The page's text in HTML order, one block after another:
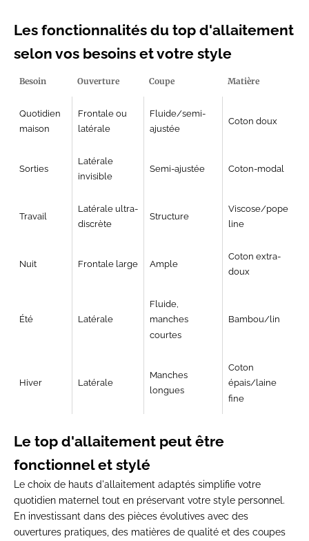
Les fonctionnalités du top d'allaitement
selon vos besoins et votre style
Besoin Ouverture Coupe Matière
Quotidien
maison
Frontale ou
latérale
Fluide/semi-
ajustée
Coton doux
Sorties
Latérale
invisible
Semi-ajustée Coton-modal
Travail
Latérale ultra-
discrète
Structure
Viscose/pope
line
Nuit Frontale large Ample
Coton extra-
doux
Été Latérale
Fluide,
manches
courtes
Bambou/lin
Hiver Latérale
Manches
longues
Coton
épais/laine
fine
Le top d'allaitement peut être
fonctionnel et stylé
Le choix de hauts d'allaitement adaptés simplifie votre
quotidien maternel tout en préservant votre style personnel.
En investissant dans des pièces évolutives avec des
ouvertures pratiques, des matières de qualité et des coupes